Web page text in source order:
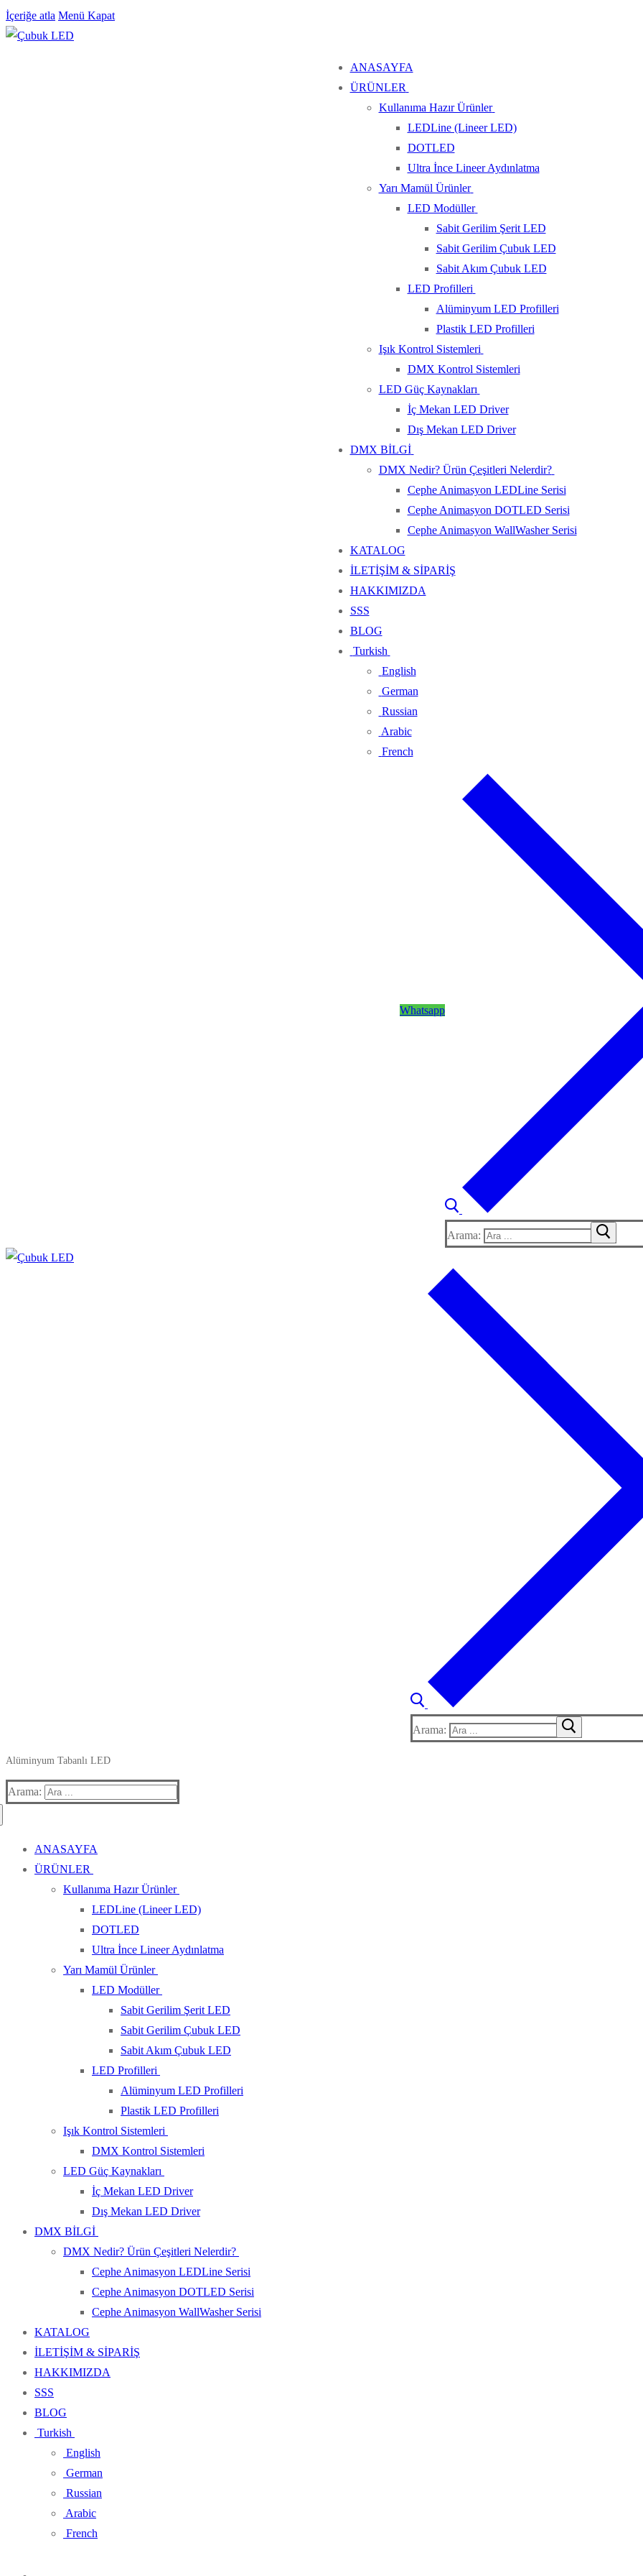
İçeriğe atla Menü Kapat
ANASAYFA
ÜRÜNLER
Kullanıma Hazır Ürünler
LEDLine (Lineer LED)
DOTLED
Ultra İnce Lineer Aydınlatma
Yarı Mamül Ürünler
LED Modüller
Sabit Gerilim Şerit LED
Sabit Gerilim Çubuk LED
Sabit Akım Çubuk LED
LED Profilleri
Alüminyum LED Profilleri
Plastik LED Profilleri
Işık Kontrol Sistemleri
DMX Kontrol Sistemleri
LED Güç Kaynakları
İç Mekan LED Driver
Dış Mekan LED Driver
DMX BİLGİ
DMX Nedir? Ürün Çeşitleri Nelerdir?
Cephe Animasyon LEDLine Serisi
Cephe Animasyon DOTLED Serisi
Cephe Animasyon WallWasher Serisi
KATALOG
İLETİŞİM & SİPARİŞ
HAKKIMIZDA
SSS
BLOG
Turkish
English
German
Russian
Arabic
French
Whatsapp
Arama:
Arama:
Alüminyum Tabanlı LED
Arama:
ANASAYFA
ÜRÜNLER
Kullanıma Hazır Ürünler
LEDLine (Lineer LED)
DOTLED
Ultra İnce Lineer Aydınlatma
Yarı Mamül Ürünler
LED Modüller
Sabit Gerilim Şerit LED
Sabit Gerilim Çubuk LED
Sabit Akım Çubuk LED
LED Profilleri
Alüminyum LED Profilleri
Plastik LED Profilleri
Işık Kontrol Sistemleri
DMX Kontrol Sistemleri
LED Güç Kaynakları
İç Mekan LED Driver
Dış Mekan LED Driver
DMX BİLGİ
DMX Nedir? Ürün Çeşitleri Nelerdir?
Cephe Animasyon LEDLine Serisi
Cephe Animasyon DOTLED Serisi
Cephe Animasyon WallWasher Serisi
KATALOG
İLETİŞİM & SİPARİŞ
HAKKIMIZDA
SSS
BLOG
Turkish
English
German
Russian
Arabic
French